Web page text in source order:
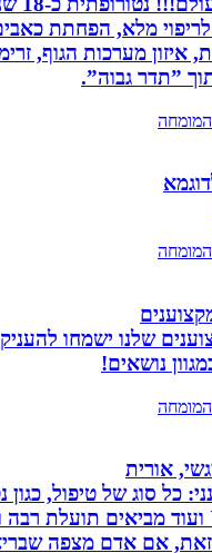
מלא, הפחתת כאבים,
מערכות הגוף, זרימה
”תדר גבוה”.
שלנו ישמחו להעניק
נושאים!
אורית
כל סוג של טיפול, כגון
מביאים תועלת רבה
אם אדם מצפה